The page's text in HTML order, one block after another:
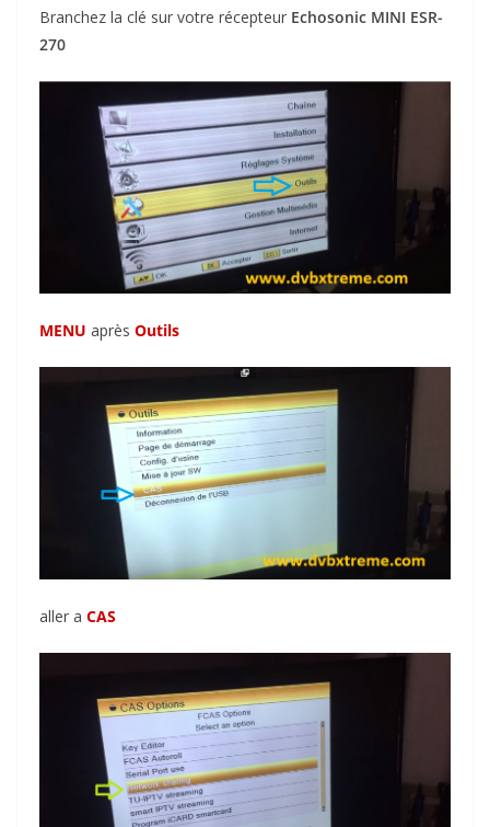
Branchez la clé sur votre récepteur Echosonic MINI ESR-
270
MENU après Outils
aller a CAS